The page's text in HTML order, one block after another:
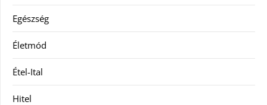
Egészség
Életmód
Étel-Ital
Hitel